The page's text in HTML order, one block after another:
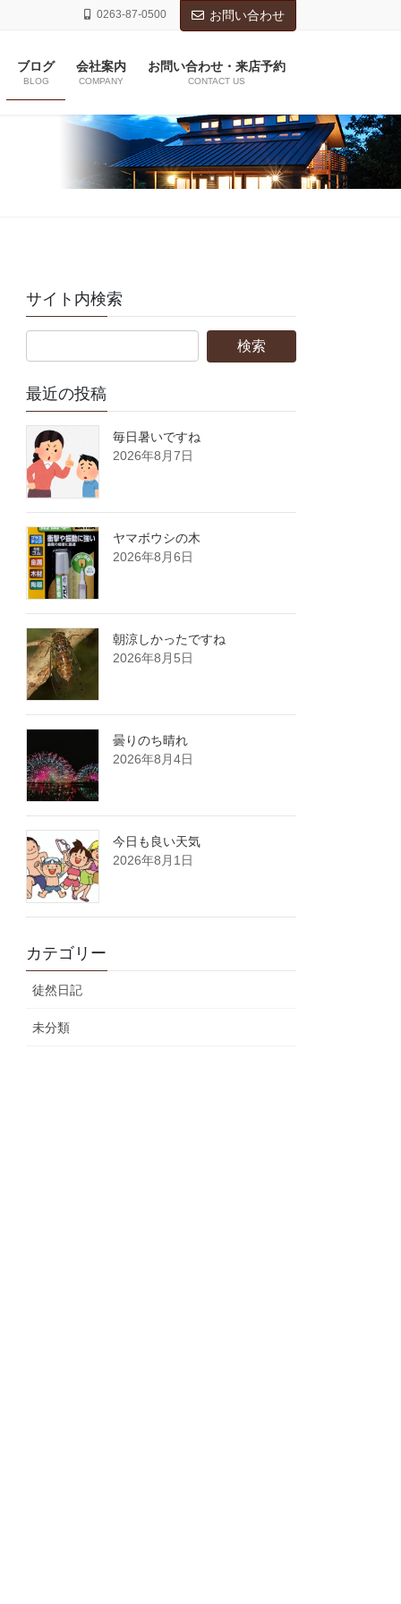
0263-87-0500 お問い合わせ
ブログ
BLOG
会社案内
COMPANY
お問い合わせ・来店予約
CONTACT US
サイト内検索
最近の投稿
毎日暑いですね
2026年8月7日
ヤマボウシの木
2026年8月6日
朝涼しかったですね
2026年8月5日
曇りのち晴れ
2026年8月4日
今日も良い天気
2026年8月1日
カテゴリー
徒然日記
未分類